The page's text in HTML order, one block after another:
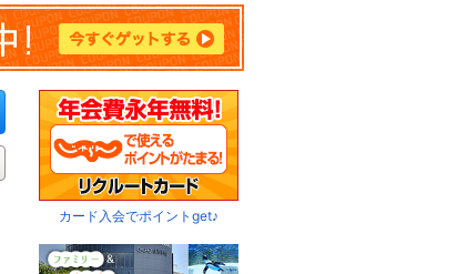
カード入会でポイントget♪